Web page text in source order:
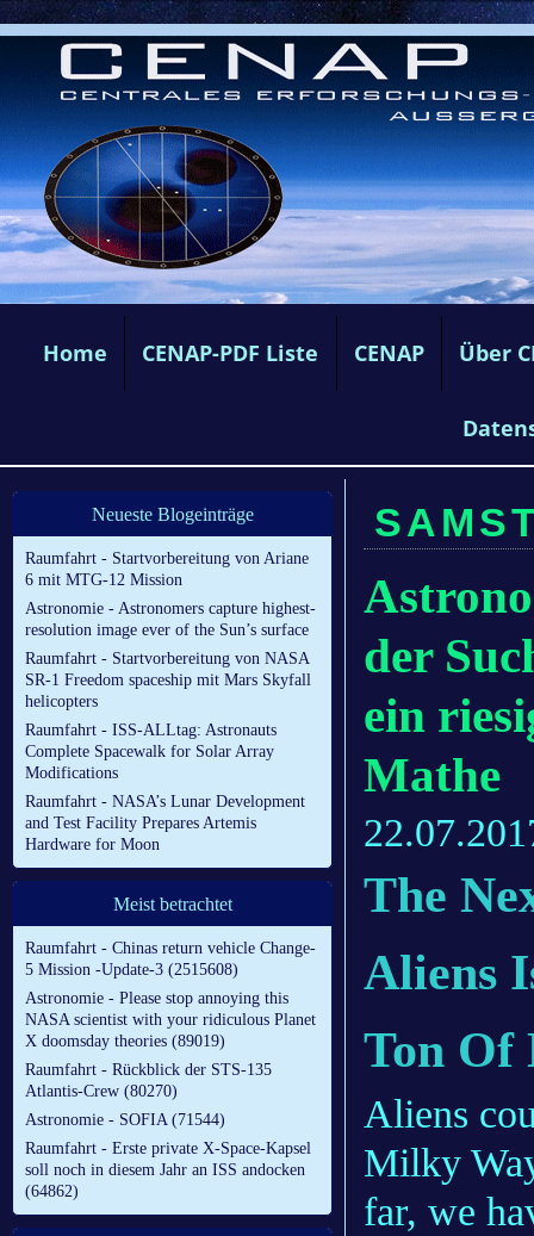
Home CENAP-PDF Liste CENAP Über
Neueste Blogeinträge
Raumfahrt - Startvorbereitung von Ariane
6 mit MTG-12 Mission
Astronomie - Astronomers capture highest-
resolution image ever of the Sun’s surface
Raumfahrt - Startvorbereitung von NASA
SR-1 Freedom spaceship mit Mars Skyfall
helicopters
Raumfahrt - ISS-ALLtag: Astronauts
Complete Spacewalk for Solar Array
Modifications
Raumfahrt - NASA’s Lunar Development
and Test Facility Prepares Artemis
Hardware for Moon
Meist betrachtet
Raumfahrt - Chinas return vehicle Change-
5 Mission -Update-3 (2515608)
Astronomie - Please stop annoying this
NASA scientist with your ridiculous Planet
X doomsday theories (89019)
Raumfahrt - Rückblick der STS-135
Atlantis-Crew (80270)
Astronomie - SOFIA (71544)
Raumfahrt - Erste private X-Space-Kapsel
soll noch in diesem Jahr an ISS andocken
(64862)
der
ein
Mathe
The
Aliens
Ton Of
Aliens
Milky
far, we